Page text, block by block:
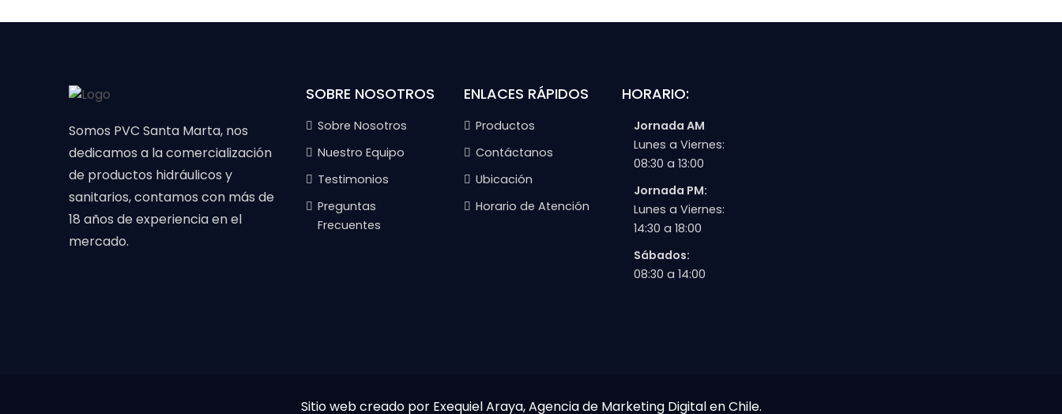
Somos PVC Santa Marta, nos
dedicamos a la comercialización
de productos hidráulicos y
sanitarios, contamos con más de
18 años de experiencia en el
mercado.
SOBRE NOSOTROS
Sobre Nosotros
Nuestro Equipo
Testimonios
Preguntas
Frecuentes
ENLACES RÁPIDOS
Productos
Contáctanos
Ubicación
Horario de Atención
HORARIO:
Jornada AM
Lunes a Viernes:
08:30 a 13:00
Jornada PM:
Lunes a Viernes:
14:30 a 18:00
Sábados:
08:30 a 14:00
Sitio web creado por Exequiel Araya, Agencia de Marketing Digital en Chile.